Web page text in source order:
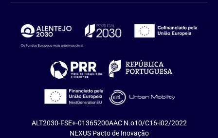
ALT2030-FSE+-01365200AAC N.o10/C16-i02/2022
NEXUS Pacto de Inovação